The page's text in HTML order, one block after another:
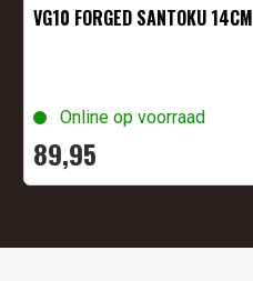
VG10 FORGED SANTOKU 14CM
Online op voorraad
89,95